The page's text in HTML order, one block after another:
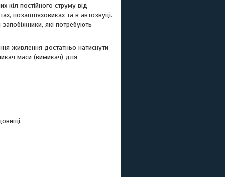
кіл постійного струму від
позашляховиках та в автозвуці.
які потребують
живлення достатньо натиснути
маси (вимикач) для